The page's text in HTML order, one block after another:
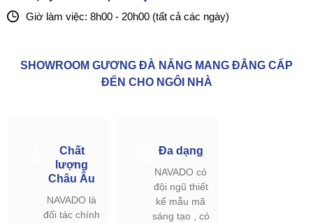
Giờ làm việc: 8h00 - 20h00 (tất cả các ngày)
SHOWROOM GƯƠNG ĐÀ NẴNG MANG ĐẲNG CẤP
ĐẾN CHO NGÔI NHÀ
Chất
lượng
Châu Âu
NAVADO là
đối tác chính
Đa dạng
NAVADO có
đội ngũ thiết
kế mẫu mã
sáng tạo , có